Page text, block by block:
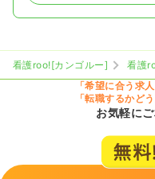
看護roo![カンゴルー] 看護
「希望に合う求
「転職するかど
お気軽に